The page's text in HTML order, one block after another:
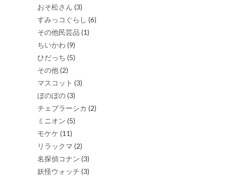
おそ松さん (3)
すみっコぐらし (6)
その他民芸品 (1)
ちいかわ (9)
ひだっち (5)
その他 (2)
マスコット (3)
ぼのぼの (3)
チェブラーシカ (2)
ミニオン (5)
モケケ (11)
リラックマ (2)
名探偵コナン (3)
妖怪ウォッチ (3)